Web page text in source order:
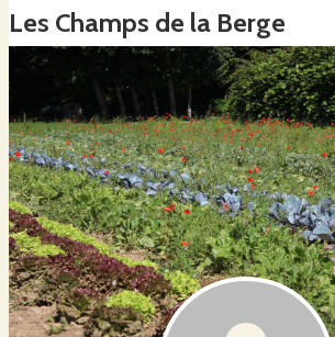
Les Champs de la Berge